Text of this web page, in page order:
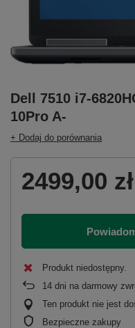
Dell 7510 i7-
10Pro A-
+ Dodaj do porównania
2499,00 zł
Produkt niedostępny
14 dni na darmowy
Ten produkt nie jest
Bezpieczne zakupy